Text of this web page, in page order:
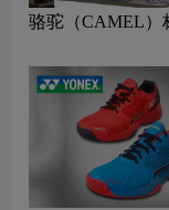
骆驼（CAMEL）